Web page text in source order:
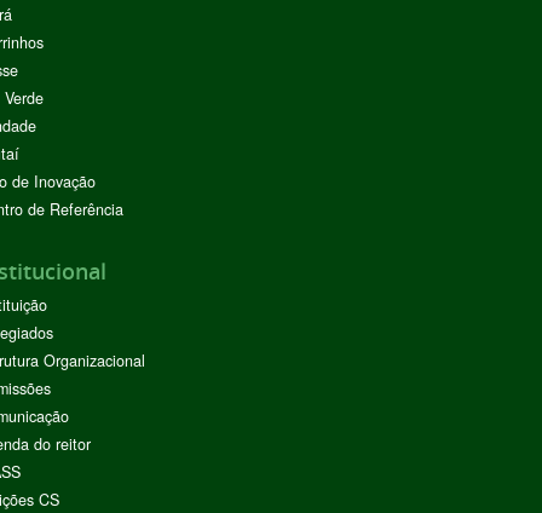
de Inovação
de Referência
Organizacional
do reitor
CS